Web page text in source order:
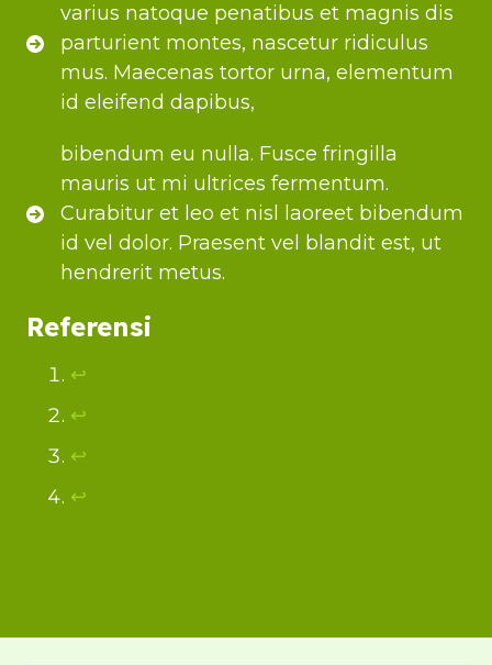
varius natoque penatibus et magnis dis
parturient montes, nascetur ridiculus
mus. Maecenas tortor urna, elementum
id eleifend dapibus,
bibendum eu nulla. Fusce fringilla
mauris ut mi ultrices fermentum.
Curabitur et leo et nisl laoreet bibendum
id vel dolor. Praesent vel blandit est, ut
hendrerit metus.
Referensi
↩︎
↩︎
↩︎
↩︎